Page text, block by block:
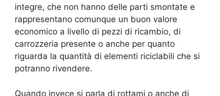
integre, che non hanno delle parti smontate e
rappresentano comunque un buon valore
economico a livello di pezzi di ricambio, di
carrozzeria presente o anche per quanto
riguarda la quantità di elementi riciclabili che si
potranno rivendere.
Quando invece si parla di rottami o anche di